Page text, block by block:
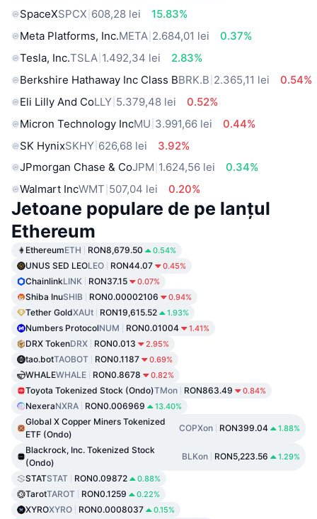
SpaceXSPCX 608,28 lei
15.83%
Meta Platforms, Inc.META 2.684,01 lei
0.37%
Tesla, Inc.TSLA 1.492,34 lei
2.83%
Berkshire Hathaway Inc Class BBRK.B 2.365,11 lei
0.54%
Eli Lilly And CoLLY 5.379,48 lei
0.52%
Micron Technology IncMU 3.991,66 lei
0.44%
SK HynixSKHY 626,68 lei
3.92%
JPmorgan Chase & CoJPM 1.624,56 lei
0.34%
Walmart IncWMT 507,04 lei 0.20%
Jetoane populare de pe lanțul
Ethereum
EthereumETH RON8,679.50 0.54%
UNUS SED LEOLEO RON44.07 0.45%
ChainlinkLINK RON37.15 0.07%
Shiba InuSHIB RON0.00002106 0.94%
Tether GoldXAUt RON19,615.52 1.93%
Numbers ProtocolNUM RON0.01004 1.41%
DRX TokenDRX RON0.013 2.95%
tao.botTAOBOT RON0.1187 0.69%
WHALEWHALE RON0.8678 0.82%
Toyota Tokenized Stock (Ondo)TMon RON863.49 0.84%
NexeraNXRA RON0.006969 13.40%
Global X Copper Miners Tokenized
ETF (Ondo)
COPXon RON399.04 1.88%
Blackrock, Inc. Tokenized Stock
(Ondo)
BLKon RON5,223.56 1.29%
STATSTAT RON0.09872 0.88%
TarotTAROT RON0.1259 0.22%
XYROXYRO RON0.0008037 0.15%